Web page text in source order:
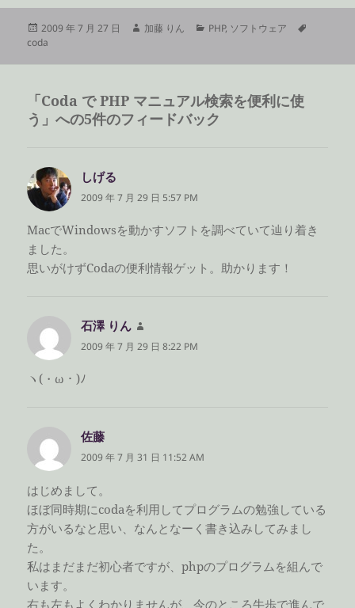
投
稿
2009 年 7 月 27 日
作
加藤 りん
カ
PHP, ソフトウェア
coda
「Coda で PHP マニュアル検索を便利に使
う」への5件のフィードバック
しげる
り:
2009 年 7 月 29 日 5:57 PM
MacでWindowsを動かすソフトを調べていて辿り着き
ました。
思いがけずCodaの便利情報ゲット。助かります！
石澤 りん
り:
2009 年 7 月 29 日 8:22 PM
ヽ(・ω・)ﾉ
佐藤
り:
2009 年 7 月 31 日 11:52 AM
はじめまして。
ほぼ同時期にcodaを利用してプログラムの勉強している
方がいるなと思い、なんとなーく書き込みしてみまし
た。
私はまだまだ初心者ですが、phpのプログラムを組んで
います。
右も左もよくわかりませんが、今のところ牛歩で進んで